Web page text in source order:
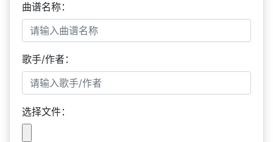
曲谱名称：
歌手/作者：
选择文件：